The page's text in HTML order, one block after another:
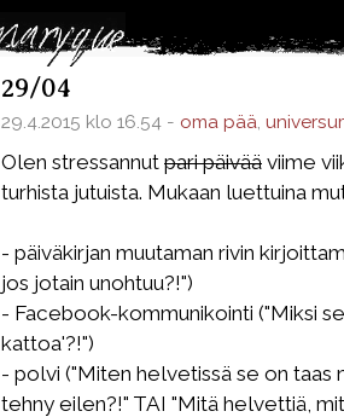
29/04
29.4.2015 klo 16.54 - oma pää,
Olen stressannut pari päivää viime
turhista jutuista. Mukaan luettuina
- päiväkirjan muutaman rivin
jos jotain unohtuu?!")
- Facebook-kommunikointi ("Miksi
kattoa'?!")
- polvi ("Miten helvetissä se on taas
tehny eilen?!" TAI "Mitä helvettiä,